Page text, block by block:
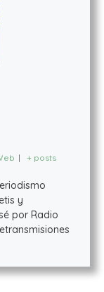
| + posts
y
por Radio